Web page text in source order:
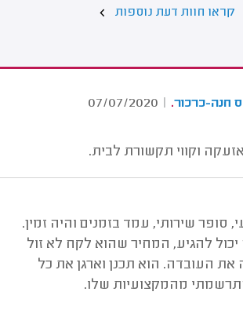
קראו חוות דעת נוספות
חנה-כרכור.
|
07/07/2020
וקווי תקשורת לבית.
סופר שירותי, עמד בזמנים והיה זמין.
להגיע, המחיר שהוא לקח לא זול
את העובדה. הוא תכנן וארגן את כל
מהמקצועיות שלו.